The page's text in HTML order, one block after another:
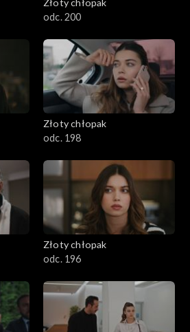
odc. 200
Złoty chłopak
odc. 198
Złoty chłopak
odc. 196